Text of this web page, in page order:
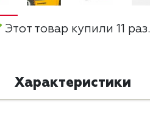
Этот товар купили 11 раз.
Характеристики